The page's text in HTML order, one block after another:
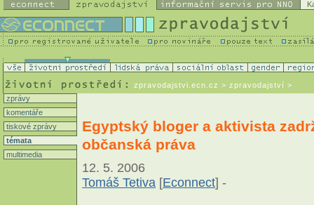
zpravodajstvi.ecn.cz > zpravodajství >
zprávy
komentáře
tiskové zprávy
témata
multimedia
Egyptský bloger a aktivista
občanská práva
12. 5. 2006
Tomáš Tetiva [Econnect] -